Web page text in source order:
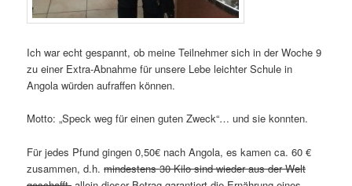
Ich war echt gespannt, ob meine Teilnehmer sich in der Woche 9
zu einer Extra-Abnahme für unsere Lebe leichter Schule in
Angola würden aufraffen können.
Motto: „Speck weg für einen guten Zweck“… und sie konnten.
Für jedes Pfund gingen 0,50€ nach Angola, es kamen ca. 60 €
zusammen, d.h.mindestens 30 Kilo sind wieder aus der Welt